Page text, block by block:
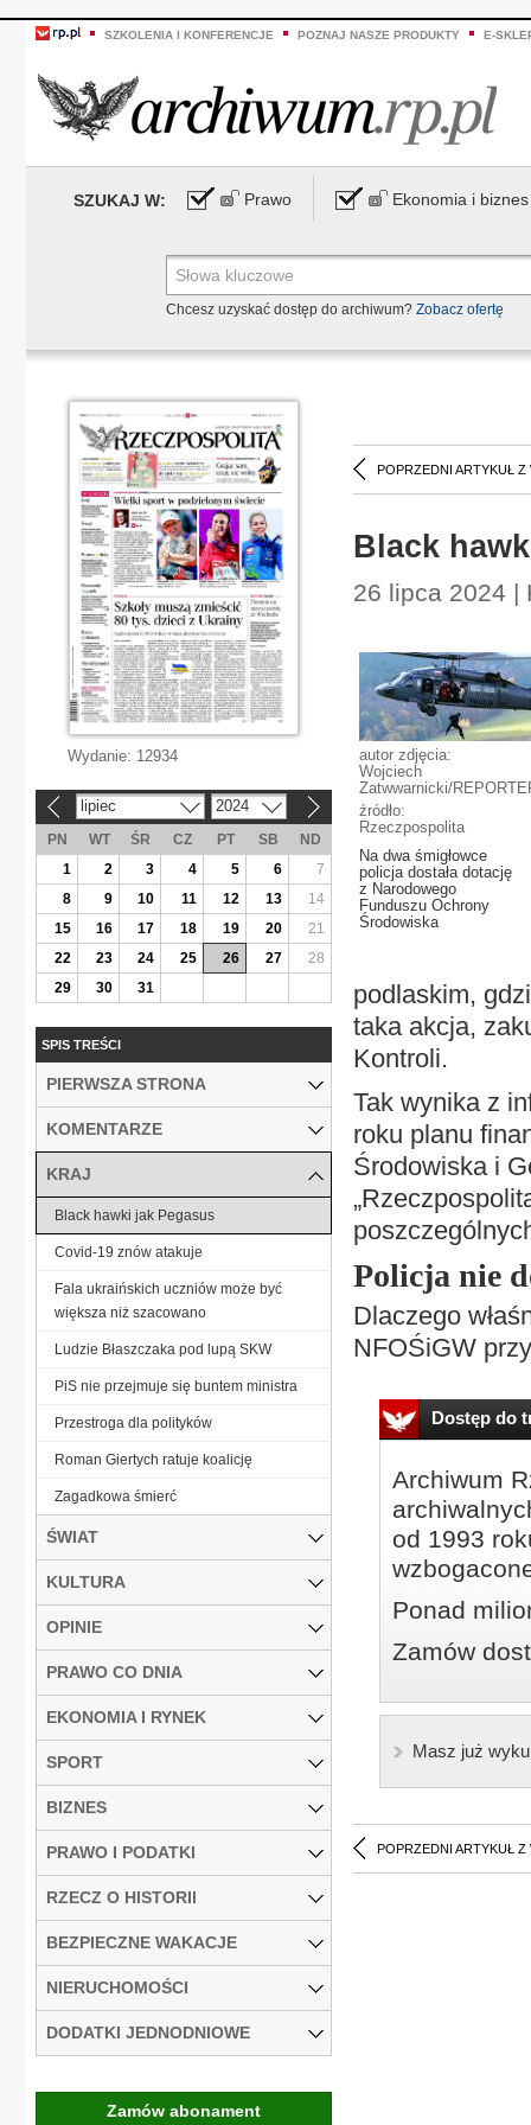
SZKOLENIA I KONFERENCJE POZNAJ NASZE PRODUKTY E-
SZUKAJ W: Prawo Ekonomia i biznes
Chcesz uzyskać dostęp do archiwum? Zobacz ofertę
POPRZEDNI ARTYKUŁ Z
Black
26 lipca 2024 |
autor zdjęcia:
Wojciech
Zatwwarnicki/
źródło:
Rzeczpospolita
Na dwa śmigłowce
policja dostała dotację
z Narodowego
Funduszu Ochrony
Środowiska
podlaskim,
taka akcja,
Kontroli.
Tak wynika z
roku planu
Środowiska i
Policja nie
Dlaczego
NFOŚiGW
Dostęp do
Archiwum
od 1993
Ponad
Zamów
Masz już
POPRZEDNI ARTYKUŁ Z
Wydanie: 12934
lipiec 2024
PN WT ŚR CZ PT SB
ND
1
2 3 4 5 6
7
8
9 10 11 12 13
14
15
16 17 18 19 20
21
22
23 24 25 26 27
28
29
30 31
SPIS TREŚCI
PIERWSZA STRONA
KOMENTARZE
KRAJ
Black hawki jak Pegasus
Covid-19 znów atakuje
Fala ukraińskich uczniów może być
większa niż szacowano
Ludzie Błaszczaka pod lupą SKW
PiS nie przejmuje się buntem ministra
Przestroga dla polityków
Roman Giertych ratuje koalicję
Zagadkowa śmierć
ŚWIAT
KULTURA
OPINIE
PRAWO CO DNIA
EKONOMIA I RYNEK
SPORT
BIZNES
PRAWO I PODATKI
RZECZ O HISTORII
BEZPIECZNE WAKACJE
NIERUCHOMOŚCI
DODATKI JEDNODNIOWE
Zamów abonament